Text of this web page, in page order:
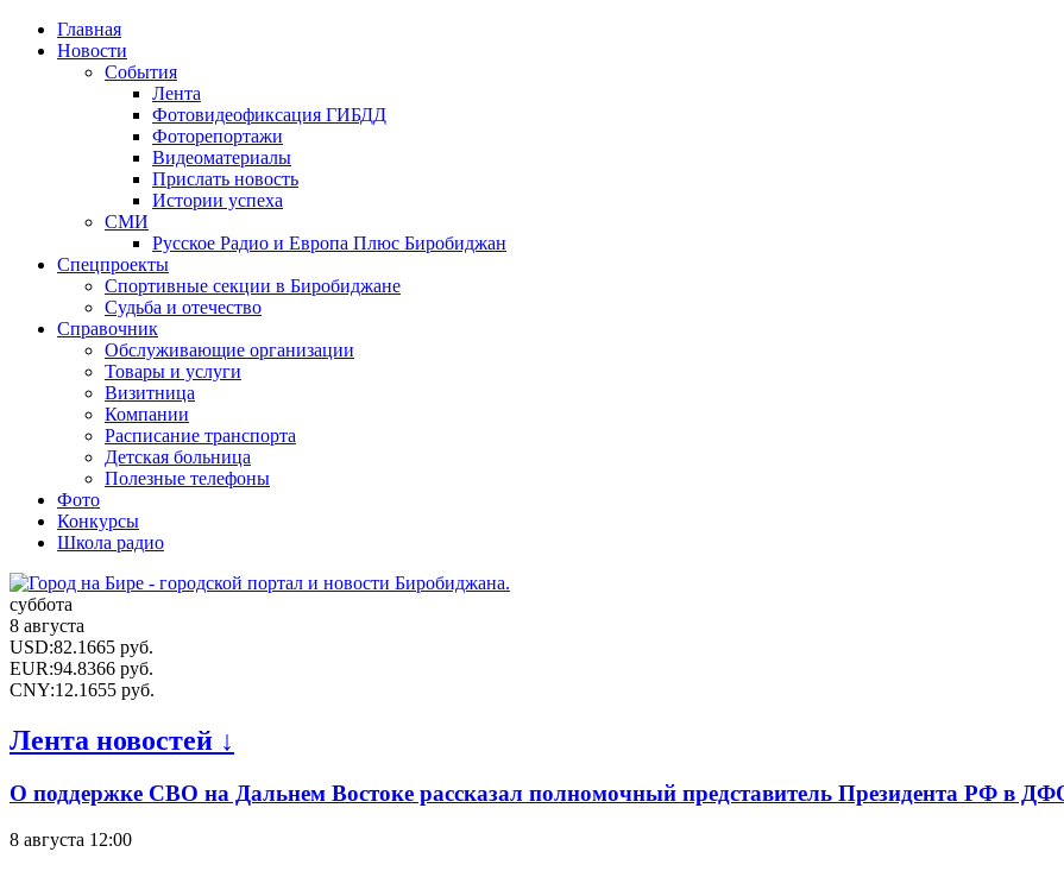
Главная
Новости
События
Лента
Фотовидеофиксация ГИБДД
Фоторепортажи
Видеоматериалы
Прислать новость
Истории успеха
СМИ
Русское Радио и Европа Плюс Биробиджан
Спецпроекты
Спортивные секции в Биробиджане
Судьба и отечество
Справочник
Обслуживающие организации
Товары и услуги
Визитница
Компании
Расписание транспорта
Детская больница
Полезные телефоны
Фото
Конкурсы
Школа радио
суббота
8 августа
USD:82.1665 руб.
EUR:94.8366 руб.
CNY:12.1655 руб.
Лента новостей ↓
О поддержке СВО на Дальнем Востоке рассказал полномочный представитель Президента РФ в
8 августа 12:00